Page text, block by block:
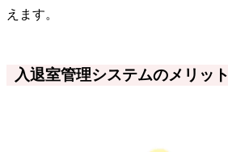
えます。
入退室管理システムのメリット